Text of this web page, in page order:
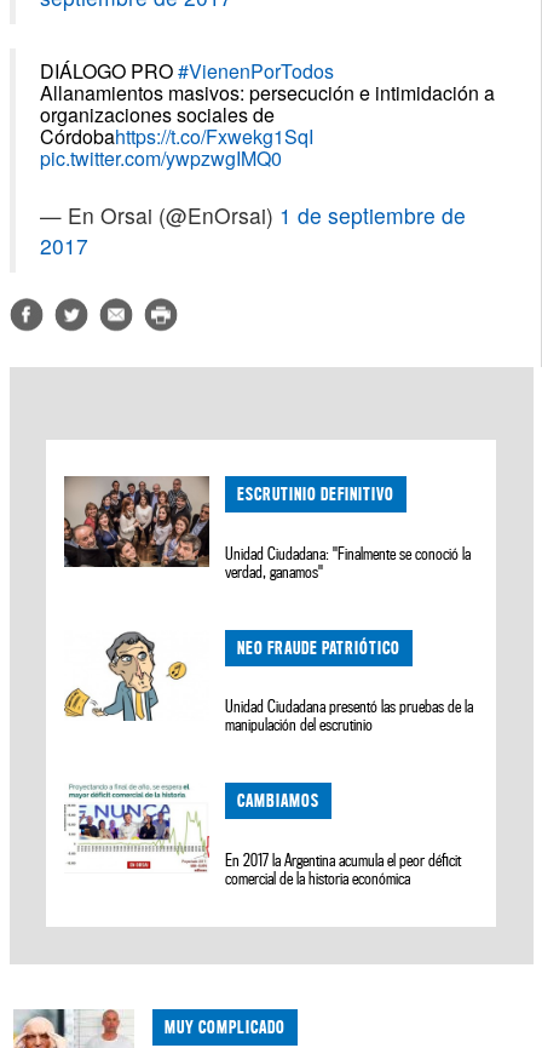
DIÁLOGO PRO#VienenPorTodos
Allanamientos masivos: persecución e intimidación a
organizaciones sociales de
Córdobahttps://t.co/Fxwekg1SqI
pic.twitter.com/ywpzwgIMQ0
— En Orsai (@EnOrsai) 1 de septiembre de
2017
ESCRUTINIO DEFINITIVO
Unidad Ciudadana: "Finalmente se conoció la
verdad, ganamos"
NEO FRAUDE PATRIÓTICO
Unidad Ciudadana presentó las pruebas de la
manipulación del escrutinio
CAMBIAMOS
En 2017 la Argentina acumula el peor déficit
comercial de la historia económica
MUY COMPLICADO